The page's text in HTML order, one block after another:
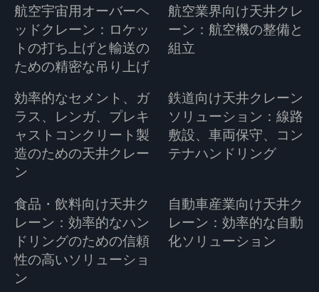
航空宇宙用オーバーヘ
ッドクレーン：ロケッ
トの打ち上げと輸送の
ための精密な吊り上げ
航空業界向け天井クレ
ーン：航空機の整備と
組立
効率的なセメント、ガ
ラス、レンガ、プレキ
ャストコンクリート製
造のための天井クレー
ン
鉄道向け天井クレーン
ソリューション：線路
敷設、車両保守、コン
テナハンドリング
食品・飲料向け天井ク
レーン：効率的なハン
ドリングのための信頼
性の高いソリューショ
ン
自動車産業向け天井ク
レーン：効率的な自動
化ソリューション